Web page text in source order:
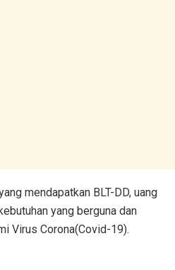
mendapatkan BLT-DD, uang
yang berguna dan
Virus Corona(Covid-19).